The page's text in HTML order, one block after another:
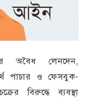
অবৈধ লেনদেন,
পাচার ও ফেসবুক-
বিরুদ্ধে ব্যবস্থা